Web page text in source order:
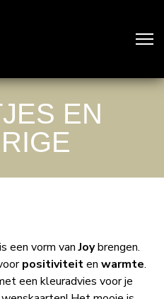
EN
een vorm vanJoybrengen.
positiviteiten warmte.
een kleuradvies voor je